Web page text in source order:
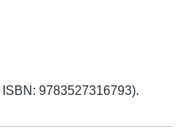
9783527316793).